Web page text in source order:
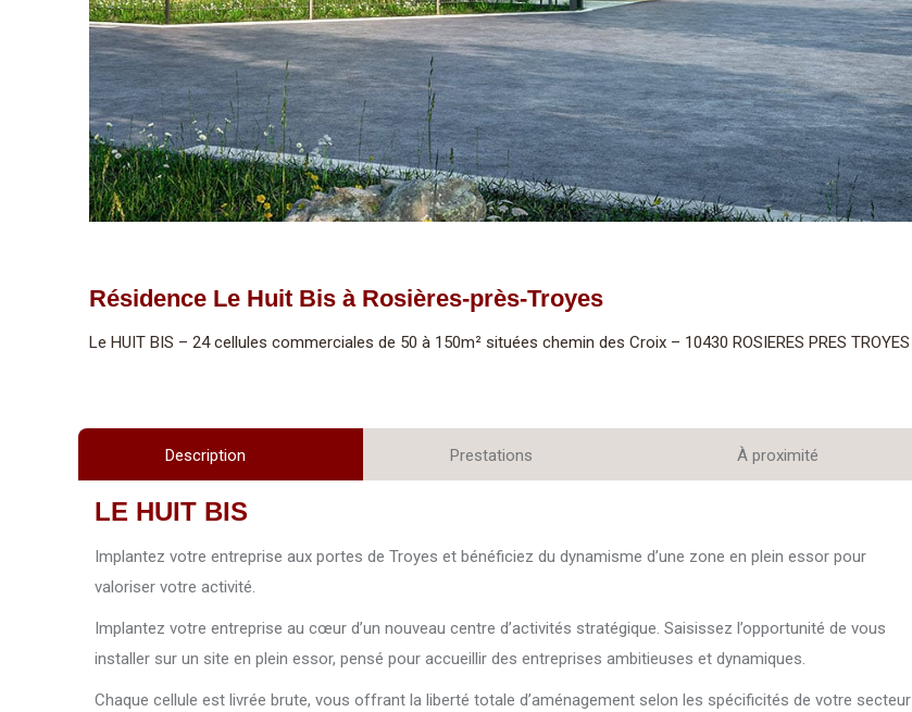
Résidence Le Huit Bis à Rosières-près-Troyes
Le HUIT BIS – 24 cellules commerciales de 50 à 150m² situées chemin des Croix – 10430 ROSIERES PRES TROYES
Description Prestations À proximité
LE HUIT BIS
Implantez votre entreprise aux portes de Troyes et bénéficiez du dynamisme d’une zone en plein essor pour
valoriser votre activité.
Implantez votre entreprise au cœur d’un nouveau centre d’activités stratégique. Saisissez l’opportunité de vous
installer sur un site en plein essor, pensé pour accueillir des entreprises ambitieuses et dynamiques.
Chaque cellule est livrée brute, vous offrant la liberté totale d’aménagement selon les spécificités de votre secteur